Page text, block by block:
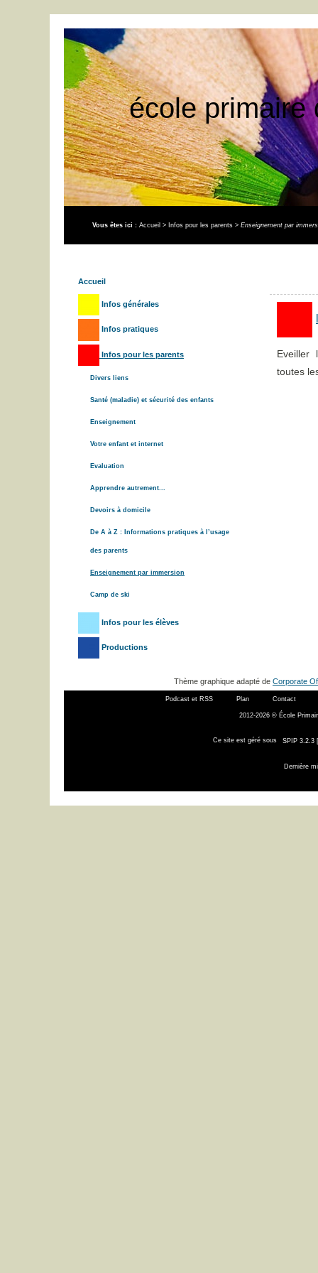
école primaire
Vous êtes ici : Accueil > Infos pour les parents > Enseignement par
Accueil
Infos générales
Infos pratiques
Infos pour les parents
Divers liens
Santé (maladie) et sécurité des enfants
Enseignement
Votre enfant et internet
Evaluation
Apprendre autrement...
Devoirs à domicile
De A à Z : Informations pratiques à l’usage
des parents
Enseignement par immersion
Camp de ski
Infos pour les élèves
Productions
Eveiller
toutes
Thème graphique adapté de Corporate
Podcast et RSS Plan Contact
2012-2026 © École
Ce site est géré sous SPIP 3.2.3
Dernière